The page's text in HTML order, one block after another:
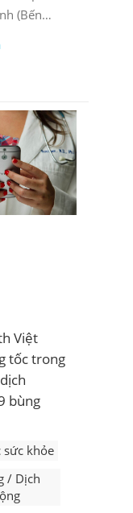
(Bến
Tiên) là
mình
đô thị.
Việt
tốc trong
bùng
sức khỏe
/ Dịch